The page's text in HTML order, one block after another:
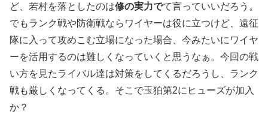
ど、若村を落としたのは修の実力でて言っていいだろう。
でもランク戦や防衛戦ならワイヤーは役に立つけど、遠征
隊に入って攻めこむ立場になった場合、今みたいにワイヤ
ーを活用するのは難しくなっていくと思うなぁ。今回の戦
い方を見たライバル達は対策をしてくるだろうし、ランク
戦も厳しくなってくる。そこで玉狛第2にヒューズが加入
か？